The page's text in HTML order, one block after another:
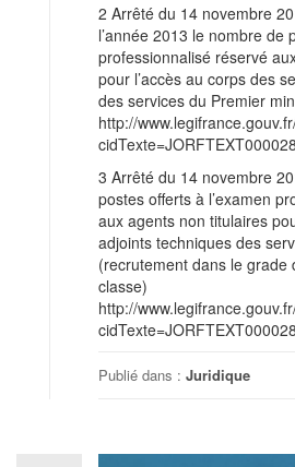
2 Arrêté du 14 novembre
l’année 2013 le nombre de
professionnalisé réservé
pour l’accès au corps des
des services du Premier
http://
3 Arrêté du 14 novembre
postes offerts à l’examen
aux agents non titulaires
adjoints techniques des
(recrutement dans le grade
classe)
http://
Publié dans : Juridique